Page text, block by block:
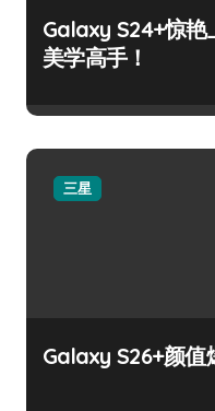
Galaxy S24+惊艳
美学高手！
三星
Galaxy S26+颜值